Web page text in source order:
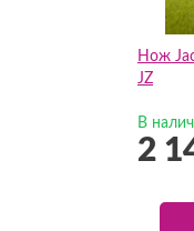
Нож
JZ
В
2